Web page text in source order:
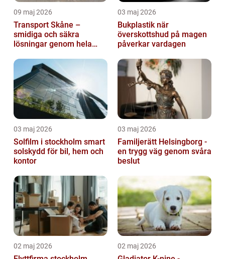
09 maj 2026
Transport Skåne –
smidiga och säkra
lösningar genom hela
03 maj 2026
Bukplastik när
överskottshud på magen
påverkar vardagen
03 maj 2026
Solfilm i stockholm smart
solskydd för bil, hem och
kontor
03 maj 2026
Familjerätt Helsingborg -
en trygg väg genom svåra
beslut
02 maj 2026 02 maj 2026